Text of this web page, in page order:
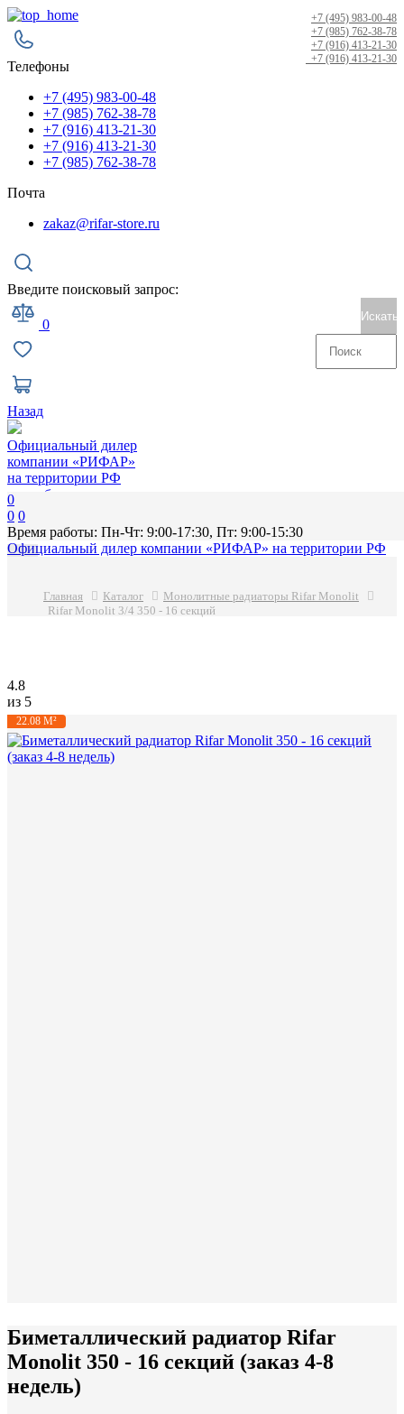
+7 (495) 983-00-48
+7 (985) 762-38-78
+7 (916) 413-21-30
+7 (916) 413-21-30
Телефоны
+7 (495) 983-00-48
+7 (985) 762-38-78
+7 (916) 413-21-30
+7 (916) 413-21-30
+7 (985) 762-38-78
Почта
zakaz@rifar-store.ru
Введите поисковый запрос:
Искать
0
Назад
Официальный дилер
компании «РИФАР»
на территории РФ
подробнее
0
0 0
Время работы: Пн-Чт: 9:00-17:30, Пт: 9:00-15:30
Официальный дилер компании «РИФАР» на территории РФ
Главная Каталог
Монолитные радиаторы Rifar Monolit
Rifar Monolit 3/4 350 - 16 секций
4.8
из 5
22.08 М²
Биметаллический радиатор Rifar
Monolit 350 - 16 секций (заказ 4-8
недель)